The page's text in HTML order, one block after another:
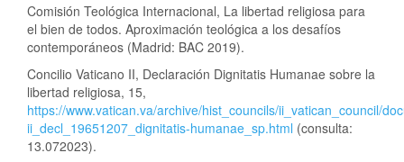
Comisión Teológica Internacional, La libertad religiosa para
el bien de todos. Aproximación teológica a los desafíos
contemporáneos (Madrid: BAC 2019).
Concilio Vaticano II, Declaración Dignitatis Humanae sobre la
libertad religiosa, 15,
https://www.vatican.va/archive/hist_councils/ii_vatican_council/
ii_decl_19651207_dignitatis-humanae_sp.html (consulta:
13.072023).